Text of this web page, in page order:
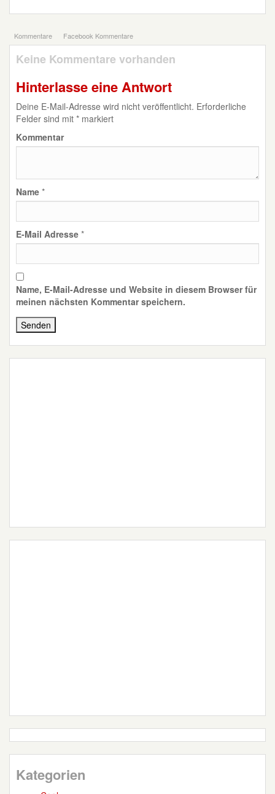
Kommentare Facebook Kommentare
Keine Kommentare vorhanden
Hinterlasse eine Antwort
Deine E-Mail-Adresse wird nicht veröffentlicht. Erforderliche
Felder sind mit * markiert
Kommentar
Name *
E-Mail Adresse *
Name, E-Mail-Adresse und Website in diesem Browser für
meinen nächsten Kommentar speichern.
Kategorien